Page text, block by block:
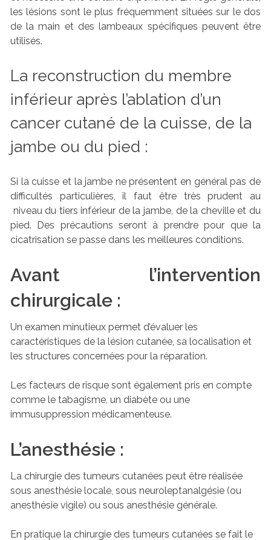
les lésions sont le plus fréquemment situées sur le dos
de la main et des lambeaux spécifiques peuvent être
utilisés.
La reconstruction du membre
inférieur après l’ablation d’un
cancer cutané de la cuisse, de la
jambe ou du pied :
Si la cuisse et la jambe ne présentent en général pas de
difficultés particulières, il faut être très prudent au
niveau du tiers inférieur de la jambe, de la cheville et du
pied. Des précautions seront à prendre pour que la
cicatrisation se passe dans les meilleures conditions.
Avant l’intervention
chirurgicale :
Un examen minutieux permet d’évaluer les
caractéristiques de la lésion cutanée, sa localisation et
les structures concernées pour la réparation.
Les facteurs de risque sont également pris en compte
comme le tabagisme, un diabète ou une
immusuppression médicamenteuse.
L’anesthésie :
La chirurgie des tumeurs cutanées peut être réalisée
sous anesthésie locale, sous neuroleptanalgésie (ou
anesthésie vigile) ou sous anesthésie générale.
En pratique la chirurgie des tumeurs cutanées se fait le